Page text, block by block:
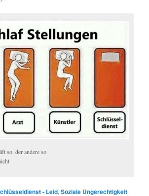
so, der andere so
- Leid,Soziale Ungerechtigkeit